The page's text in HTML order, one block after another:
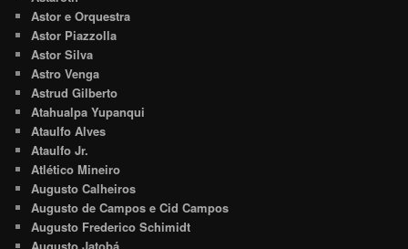
Astor e Orquestra
Astor Piazzolla
Astor Silva
Astro Venga
Astrud Gilberto
Atahualpa Yupanqui
Ataulfo Alves
Ataulfo Jr.
Atlético Mineiro
Augusto Calheiros
Augusto de Campos e Cid Campos
Augusto Frederico Schimidt